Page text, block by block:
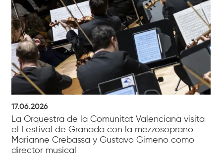
17.06.2026
La Orquestra de la Comunitat Valenciana visita
el Festival de Granada con la mezzosoprano
Marianne Crebassa y Gustavo Gimeno como
director musical